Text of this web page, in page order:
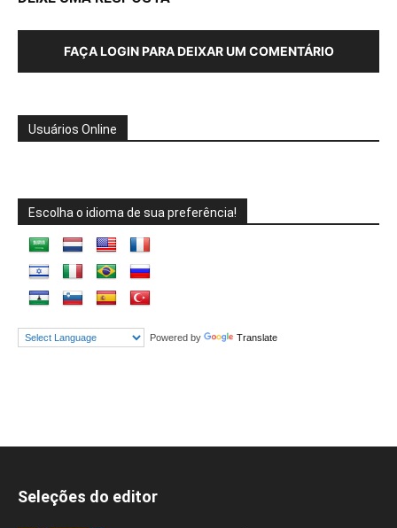
FAÇA LOGIN PARA DEIXAR UM COMENTÁRIO
Usuários Online
Escolha o idioma de sua preferência!
Powered by Translate
Seleções do editor